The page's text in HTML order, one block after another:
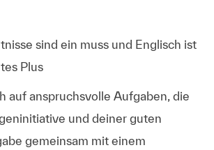
sind ein muss und Englisch ist
Plus
auf anspruchsvolle Aufgaben , die
und deiner guten
gemeinsam mit einem